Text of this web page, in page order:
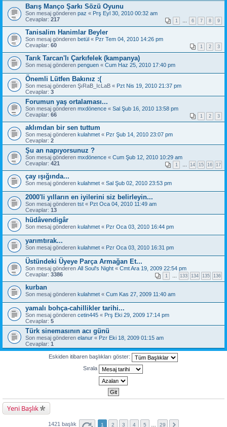
Barış Manço Şarkı Sözü Oyunu
Son mesaj gönderen paz « Prş Eyl 30, 2010 00:32 am
Cevaplar: 217 1 6 7 8 9
Tanisalim Hanimlar Beyler
Son mesaj gönderen betül « Pzr Tem 04, 2010 14:26 pm
Cevaplar: 60 1 2 3
Tarık Tarcan'lı Çarkıfelek (kampanya)
Son mesaj gönderen penguen « Cum Haz 25, 2010 17:40 pm
Önemli Lütfen Bakınız :(
Son mesaj gönderen ŞıRaB_IcLaB « Pzt Nis 19, 2010 21:37 pm
Cevaplar: 3
Forumun yaş ortalaması...
Son mesaj gönderen mxdönence « Sal Şub 16, 2010 13:58 pm
Cevaplar: 66 1 2 3
aklımdan bir sen tuttum
Son mesaj gönderen kulahmet « Pzr Şub 14, 2010 23:07 pm
Cevaplar: 2
Şu an napıyorsunuz ?
Son mesaj gönderen mxdönence « Cum Şub 12, 2010 10:29 am
Cevaplar: 421 1 14 15 16 17
çay ışığında...
Son mesaj gönderen kulahmet « Sal Şub 02, 2010 23:53 pm
2000'li yılların en iyilerini siz belirleyin...
Son mesaj gönderen tst « Pzt Oca 04, 2010 11:49 am
Cevaplar: 13
hüdâvendigâr
Son mesaj gönderen kulahmet « Pzr Oca 03, 2010 16:44 pm
yarımtırak...
Son mesaj gönderen kulahmet « Pzr Oca 03, 2010 16:31 pm
Üstündeki Üyeye Parça Armağan Et...
Son mesaj gönderen All Soul's Night « Cmt Ara 19, 2009 22:54 pm
Cevaplar: 3386 1 133 134 135 136
kurban
Son mesaj gönderen kulahmet « Cum Kas 27, 2009 11:40 am
yamalı bohça-cahillikler tarihi...
Son mesaj gönderen cetin445 « Prş Eki 29, 2009 17:14 pm
Cevaplar: 5
Türk sinemasının acı günü
Son mesaj gönderen elanur « Pzr Eki 18, 2009 01:15 am
Cevaplar: 1
Eskiden itibaren başlıkları göster:
Sırala
Yeni Başlık
1421 başlık 1 2 3 4 5 29